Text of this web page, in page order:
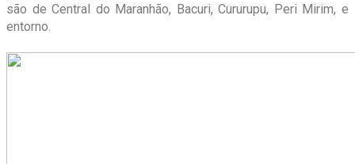
são de Central do Maranhão, Bacuri, Cururupu, Peri Mirim, e
entorno.